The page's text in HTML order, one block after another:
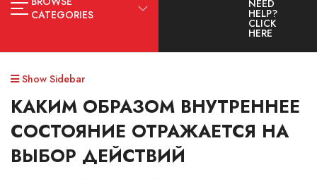
CATEGORIES
NEED
HELP?
CLICK
HERE
Show Sidebar
КАКИМ ОБРАЗОМ ВНУТРЕННЕЕ
СОСТОЯНИЕ ОТРАЖАЕТСЯ НА
ВЫБОР ДЕЙСТВИЙ